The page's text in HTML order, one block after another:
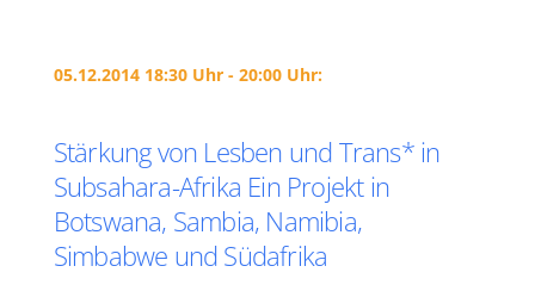
05.12.2014 18:30 Uhr - 20:00 Uhr:
Stärkung von Lesben und Trans* in
Subsahara-Afrika Ein Projekt in
Botswana, Sambia, Namibia,
Simbabwe und Südafrika